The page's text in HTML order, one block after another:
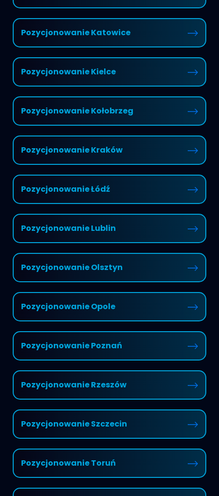
Pozycjonowanie Katowice
Pozycjonowanie Kielce
Pozycjonowanie Kołobrzeg
Pozycjonowanie Kraków
Pozycjonowanie Łódź
Pozycjonowanie Lublin
Pozycjonowanie Olsztyn
Pozycjonowanie Opole
Pozycjonowanie Poznań
Pozycjonowanie Rzeszów
Pozycjonowanie Szczecin
Pozycjonowanie Toruń